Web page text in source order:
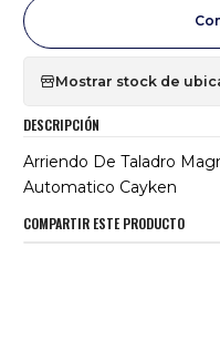
Mostrar stock de
DESCRIPCIÓN
Arriendo De Taladro
Automatico Cayken
COMPARTIR ESTE PRODUCTO